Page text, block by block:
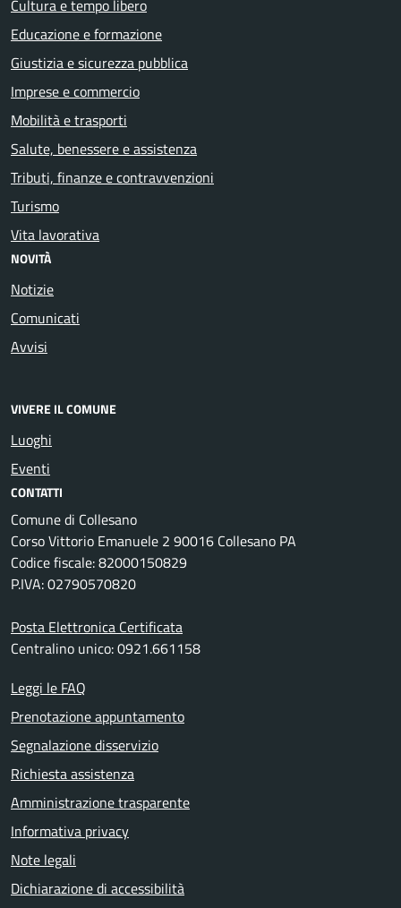
Cultura e tempo libero
Educazione e formazione
Giustizia e sicurezza pubblica
Imprese e commercio
Mobilità e trasporti
Salute, benessere e assistenza
Tributi, finanze e contravvenzioni
Turismo
Vita lavorativa
NOVITÀ
Notizie
Comunicati
Avvisi
VIVERE IL COMUNE
Luoghi
Eventi
CONTATTI
Comune di Collesano
Corso Vittorio Emanuele 2 90016 Collesano PA
Codice fiscale: 82000150829
P.IVA: 02790570820
Posta Elettronica Certificata
Centralino unico: 0921.661158
Leggi le FAQ
Prenotazione appuntamento
Segnalazione disservizio
Richiesta assistenza
Amministrazione trasparente
Informativa privacy
Note legali
Dichiarazione di accessibilità